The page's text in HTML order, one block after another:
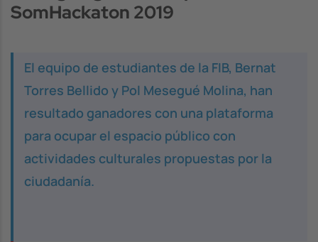
SomHackaton 2019
El equipo de estudiantes de la FIB, Bernat
Torres Bellido y Pol Mesegué Molina, han
resultado ganadores con una plataforma
para ocupar el espacio público con
actividades culturales propuestas por la
ciudadanía.